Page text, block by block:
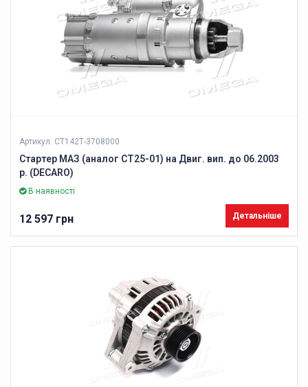
Артикул: СТ142Т-3708000
Стартер МАЗ (аналог СТ25-01) на Двиг. вип. до 06.2003
р. (DECARO)
В наявності
12 597 грн Детальніше